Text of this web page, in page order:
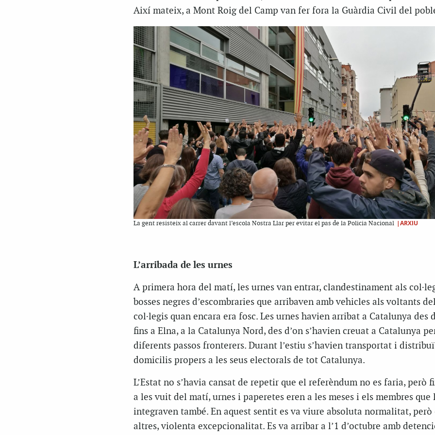
Així mateix, a Mont Roig del Camp van fer fora la Guàrdia Civil del
La gent resisteix al carrer davant l’escola Nostra Llar per evitar el pas de la Policia Nacional |ARXIU
L’arribada de les urnes
A primera hora del matí, les urnes van entrar, clandestinament als
bosses negres d’escombraries que arribaven amb vehicles als voltants
col·legis quan encara era fosc. Les urnes havien arribat a Catalunya des
fins a Elna, a la Catalunya Nord, des d’on s’havien creuat a Catalunya
diferents passos fronterers. Durant l’estiu s’havien transportat i
domicilis propers a les seus electorals de tot Catalunya.
L’Estat no s’havia cansat de repetir que el referèndum no es faria, però
a les vuit del matí, urnes i paperetes eren a les meses i els membres que
integraven també. En aquest sentit es va viure absoluta normalitat, però
altres, violenta excepcionalitat. Es va arribar a l’1 d’octubre amb